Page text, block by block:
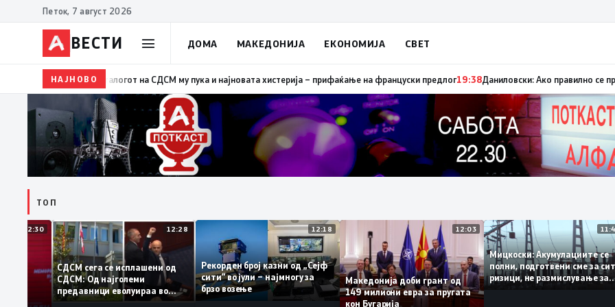
Петок, 7 август 2026
ВЕСТИ ДОМА МАКЕДОНИЈА ЕКОНОМИЈА СВЕТ
НАЈНОВО19:39ВМРО-ДПМНЕ: Како што му пукна меурот од сапуница „мигранти за пари“, така на талогот на СДСМ му пука и
ТОП
12:30
на
12:28
СДСМ сега се исплашени од
СДСМ: Од најголеми
предавници еволуираа во
најголеми патриоти
12:18
Рекорден број казни од „Сејф
сити“ во јули – најмногу за
брзо возење
12:03
Македонија доби грант од
149 милиони евра за пругата
кон Бугарија
Мицкоски: Акумулациите
полни, подготвени сме
ризици, не размислување
поскапување на струјата